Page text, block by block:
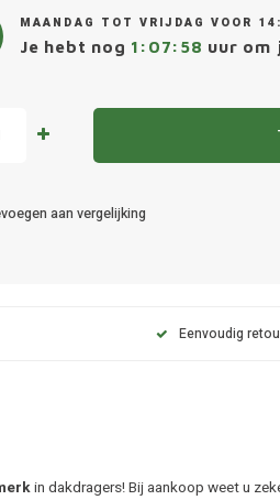
MAANDAG TOT VRIJDAG VOOR
Je hebt nog 1:07:58 uur om
aan vergelijking
Eenvoudig
in dakdragers! Bij aankoop weet u